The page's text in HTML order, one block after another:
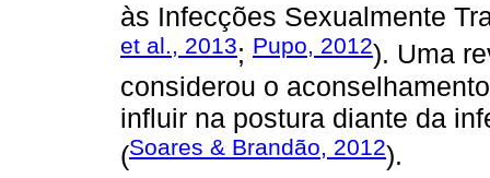
às Infecções Sexualmente
et al., 2013; Pupo, 2012). Uma
considerou o
influir na postura diante da
(Soares & Brandão, 2012).